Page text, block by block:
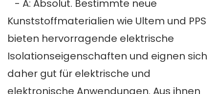
- A: Absolut. Bestimmte neue
Kunststoffmaterialien wie Ultem und PPS
bieten hervorragende elektrische
Isolationseigenschaften und eignen sich
daher gut für elektrische und
elektronische Anwendungen. Aus ihnen